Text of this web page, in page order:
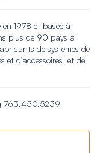
en 1978 et basée à
plus de 90 pays à
de systèmes de
et d’accessoires, et de
763.450.5239